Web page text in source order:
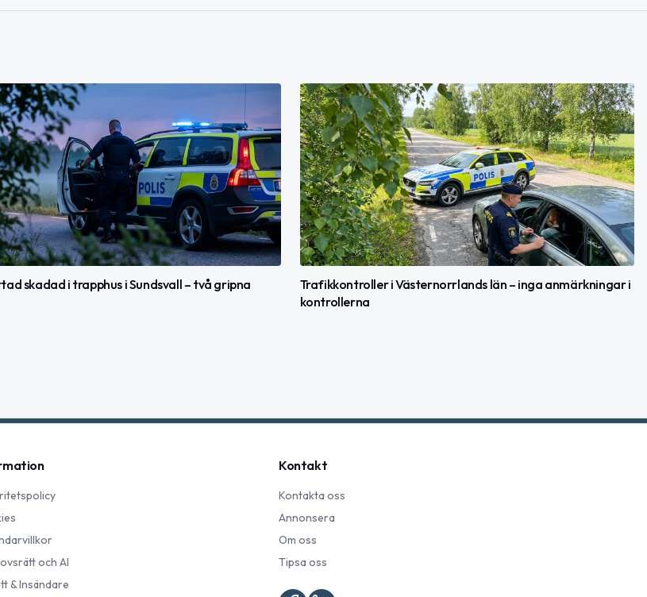
skadad i trapphus i Sundsvall – två gripna
Trafikkontroller i Västernorrlands län – inga anmärkningar i
kontrollerna
och AI
& Insändare
Kontakt
Kontakta oss
Annonsera
Om oss
Tipsa oss